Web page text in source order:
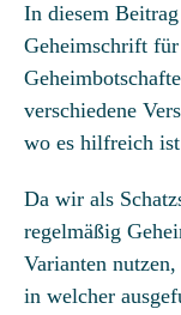
In diesem
Geheimschrift
verschiedene
wo es hilfreich
Da wir als
regelmäßig
Varianten
in welcher